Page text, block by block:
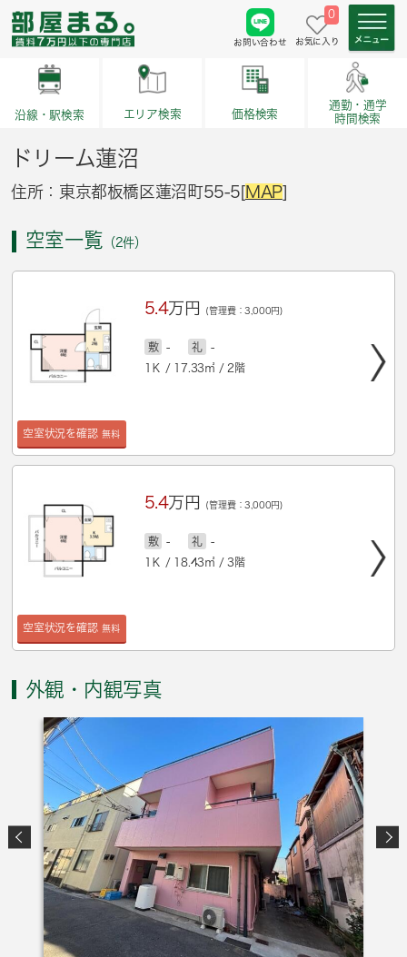
お問い合わせ
0
お気に入り
沿線・駅検索 エリア検索 価格検索
通勤・通学
時間検索
ドリーム蓮沼
住所：東京都板橋区蓮沼町55-5[MAP]
空室一覧 （2件）
空室状況を確認 無料
5.4万円 (管理費：3,000円)
敷 - 礼
-
1Ｋ / 17.33㎡ / 2階
空室状況を確認 無料
5.4万円 (管理費：3,000円)
敷 - 礼
-
1Ｋ / 18.43㎡ / 3階
外観・内観写真